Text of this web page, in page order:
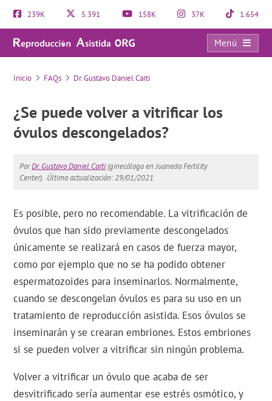
239K 5.391 158K 37K 1.654
Menú
FAQs
Inicio FAQs Dr. Gustavo Daniel Carti
¿Se puede volver a vitrificar los
óvulos descongelados?
PorDr. Gustavo Daniel Carti(ginecólogo en Juaneda Fertility
Center). Última actualización: 29/01/2021
Es posible, pero no recomendable. La vitrificación de
óvulos que han sido previamente descongelados
únicamente se realizará en casos de fuerza mayor,
como por ejemplo que no se ha podido obtener
espermatozoides para inseminarlos. Normalmente,
cuando se descongelan óvulos es para su uso en un
tratamiento de reproducción asistida. Esos óvulos se
inseminarán y se crearan embriones. Estos embriones
si se pueden volver a vitrificar sin ningún problema.
Volver a vitrificar un óvulo que acaba de ser
desvitrificado sería aumentar ese estrés osmótico, y